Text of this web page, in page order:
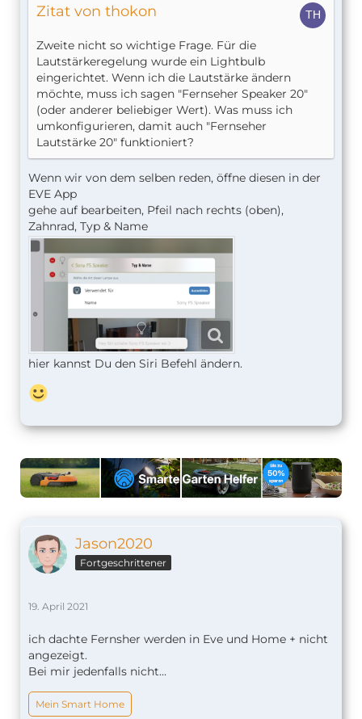
Zitat von thokon
Zweite nicht so wichtige Frage. Für die
Lautstärkeregelung wurde ein Lightbulb
eingerichtet. Wenn ich die Lautstärke ändern
möchte, muss ich sagen "Fernseher Speaker 20"
(oder anderer beliebiger Wert). Was muss ich
umkonfigurieren, damit auch "Fernseher
Lautstärke 20" funktioniert?
Wenn wir von dem selben reden, öffne diesen in der
EVE App
gehe auf bearbeiten, Pfeil nach rechts (oben),
Zahnrad, Typ & Name
hier kannst Du den Siri Befehl ändern.
Jason2020
Fortgeschrittener
19. April 2021
ich dachte Fernsher werden in Eve und Home + nicht
angezeigt.
Bei mir jedenfalls nicht...
Mein Smart Home